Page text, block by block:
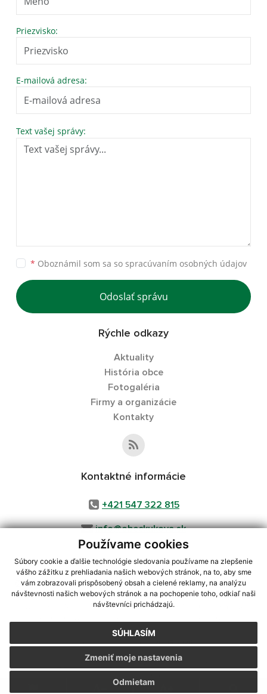
Používame cookies
Súbory cookie a ďalšie technológie sledovania používame na zlepšenie
vášho zážitku z prehliadania našich webových stránok, na to, aby sme
vám zobrazovali prispôsobený obsah a cielené reklamy, na analýzu
návštevnosti našich webových stránok a na pochopenie toho, odkiaľ naši
návštevníci prichádzajú.
SÚHLASÍM
Odmietam
Zmeniť moje nastavenia
Priezvisko:
E-mailová adresa:
Text vašej správy:
* Oboznámil som sa so spracúvaním osobných údajov
Odoslať správu
Rýchle odkazy
Aktuality
História obce
Fotogaléria
Firmy a organizácie
Kontakty
Kontaktné informácie
+421 547 322 815
info@obeckukova.sk
využite možnosť získavania aktuálnych informácií s využitím RSS
CMS systém (redakčný) systém ECHELON 2,Mapa stránok,web portál
webex.digital, s.r.o.,domény,registrácia domény
Posledná aktualizácia:26.05.2026
Vytlačiť stránku|Vyhlásenie o prístupnosti